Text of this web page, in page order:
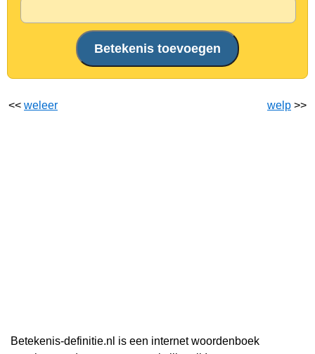
<< weleer welp >>
Betekenis-definitie.nl is een internet woordenboek